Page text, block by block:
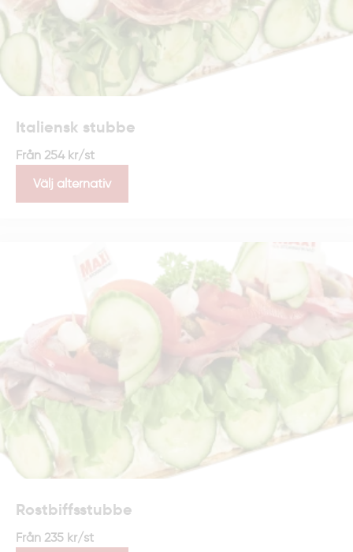
Italiensk stubbe
Från 254 kr/st
Välj alternativ
Rostbiffsstubbe
Från 235 kr/st